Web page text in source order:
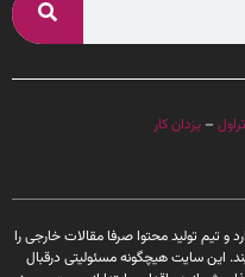
– یزدان کار
و تیم تولید محتوا صرفا مقالات خارجی را
این سایت هیچگونه مسئولیتی درقبال